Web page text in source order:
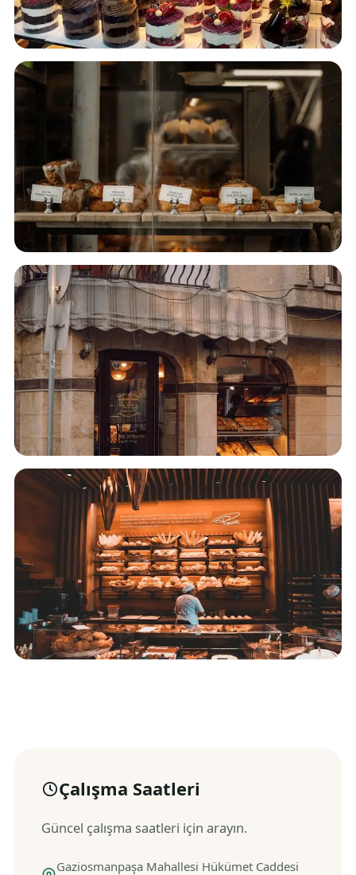
Çalışma Saatleri
Güncel çalışma saatleri için arayın.
Gaziosmanpaşa Mahallesi Hükümet Caddesi